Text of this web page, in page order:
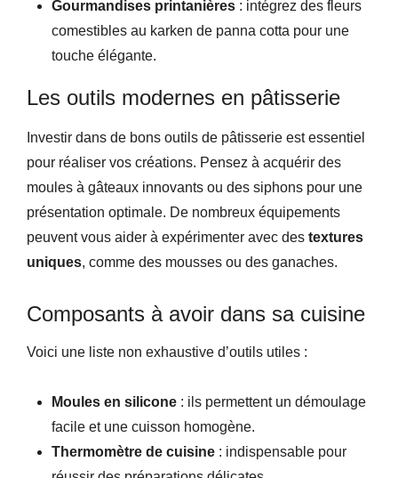
Gourmandises printanières : intégrez des fleurs
comestibles au karken de panna cotta pour une
touche élégante.
Les outils modernes en pâtisserie
Investir dans de bons outils de pâtisserie est essentiel
pour réaliser vos créations. Pensez à acquérir des
moules à gâteaux innovants ou des siphons pour une
présentation optimale. De nombreux équipements
peuvent vous aider à expérimenter avec des textures
uniques, comme des mousses ou des ganaches.
Composants à avoir dans sa cuisine
Voici une liste non exhaustive d’outils utiles :
Moules en silicone : ils permettent un démoulage
facile et une cuisson homogène.
Thermomètre de cuisine : indispensable pour